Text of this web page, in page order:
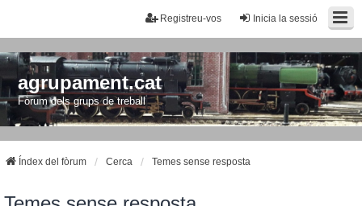
Inicia la sessió
Registreu-vos
agrupament.cat
Fòrum dels grups de treball
Índex del fòrum Cerca Temes sense resposta